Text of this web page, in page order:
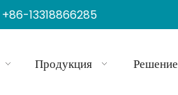
+86-13318866285
Продукция Решение